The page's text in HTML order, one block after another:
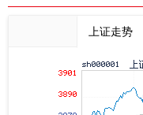
上证走势